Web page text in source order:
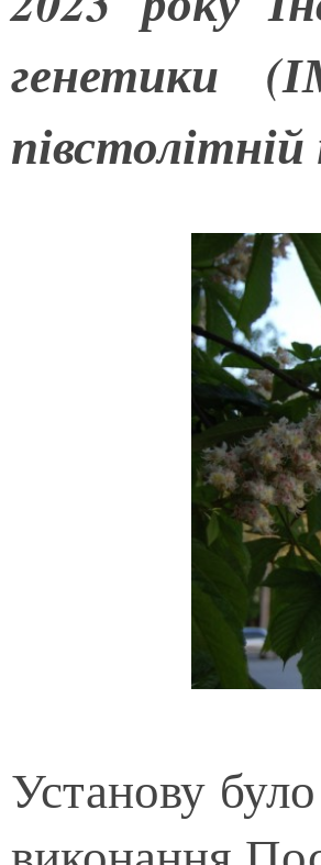
генетики
півстолітній
Установу